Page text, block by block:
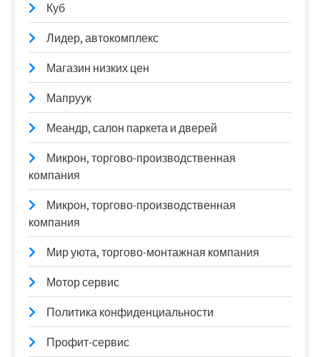
Куб
Лидер, автокомплекс
Магазин низких цен
Мапруук
Меандр, салон паркета и дверей
Микрон, торгово-производственная
компания
Микрон, торгово-производственная
компания
Мир уюта, торгово-монтажная компания
Мотор сервис
Политика конфиденциальности
Профит-сервис